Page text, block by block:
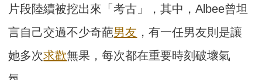
片段陸續被挖出來「考古」，其中，Albee曾坦
言自己交過不少奇葩男友 ，有一任男友則是讓
她多次求歡無果，每次都在重要時刻破壞氣